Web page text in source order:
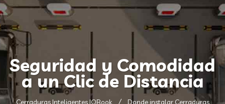
Seguridad y Comodidad
a un Clic de Distancia
Cerraduras Inteligentes IOBook
Donde instalar Cerraduras